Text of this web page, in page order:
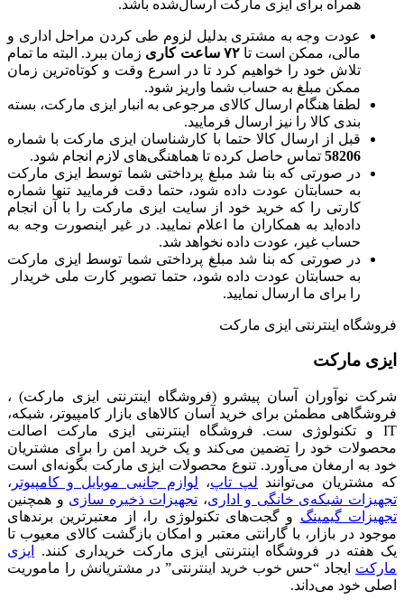
همراه برای ایزی مارکت ارسال‌شده باشد.
عودت وجه به مشتری بدلیل لزوم طی کردن مراحل اداری و
مالی، ممکن است تا۷۲ ساعت کاری
زمان ببرد. البته ما تمام
تلاش خود را خواهیم کرد تا در اسرع وقت و کوتاه‌ترین زمان
ممکن مبلغ به حساب شما واریز شود.
لطفا هنگام ارسال کالای مرجوعی به انبار ایزی مارکت، بسته
بندی کالا را نیز ارسال فرمایید.
قبل از ارسال کالا حتما با کارشناسان ایزی مارکت با شماره
58206 تماس حاصل کرده تا هماهنگی‌های لازم انجام شود.
در صورتی که بنا شد مبلغ پرداختی شما توسط ایزی مارکت
به حسابتان عودت داده شود، حتما دقت فرمایید تنها شماره
کارتی را که خرید خود از سایت ایزی مارکت را با آن انجام
داده‌اید به همکاران ما اعلام نمایید. در غیر اینصورت وجه به
حساب غیر، عودت داده نخواهد شد.
در صورتی که بنا شد مبلغ پرداختی شما توسط ایزی مارکت
به حسابتان عودت داده شود، حتما تصویر کارت ملی خریدار
را برای ما ارسال نمایید.
فروشگاه اینترنتی ایزی مارکت
ایزی مارکت
شرکت نوآوران آسان پیشرو (فروشگاه اینترنتی ایزی مارکت) ،
فروشگاهی مطمئن برای خرید آسان کالاهای بازار کامپیوتر، شبکه،
IT و تکنولوژی ست. فروشگاه اینترنتی ایزی مارکت اصالت
محصولات خود را تضمین می‌کند و یک خرید امن را برای مشتریان
خود به ارمغان می‌آورد. تنوع محصولات ایزی مارکت بگونه‌ای است
که مشتریان می‌توانند لپ تاپ، لوازم جانبی موبایل و کامپیوتر ،
تجهیزات شبکه‌ی خانگی و اداری، تجهیزات ذخیره سازی و همچنین
تجهیزات گیمینگ و گجت‌های تکنولوژی را، از معتبرترین برندهای
موجود در بازار، با گارانتی معتبر و امکان بازگشت کالای معیوب تا
یک هفته در فروشگاه اینترنتی ایزی مارکت خریداری کنند.
ایزی
مارکت ایجاد “حس خوب خرید اینترنتی” در مشتریانش را ماموریت
اصلی خود می‌داند.